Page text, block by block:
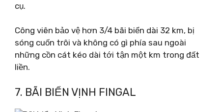
cụ.
Công viên bảo vệ hơn 3/4 bãi biển dài 32 km, bị
sóng cuốn trôi và không có gì phía sau ngoài
những cồn cát kéo dài tới tận một km trong đất
liền.
7. BÃI BIỂN VỊNH FINGAL